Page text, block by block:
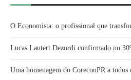
O Economista: o profissional que
Lucas Lautert Dezordi confirmado no
Uma homenagem do CoreconPR a todos